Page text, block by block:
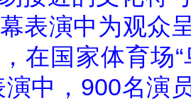
表演中为观众
在国家体育场
中， 900名演